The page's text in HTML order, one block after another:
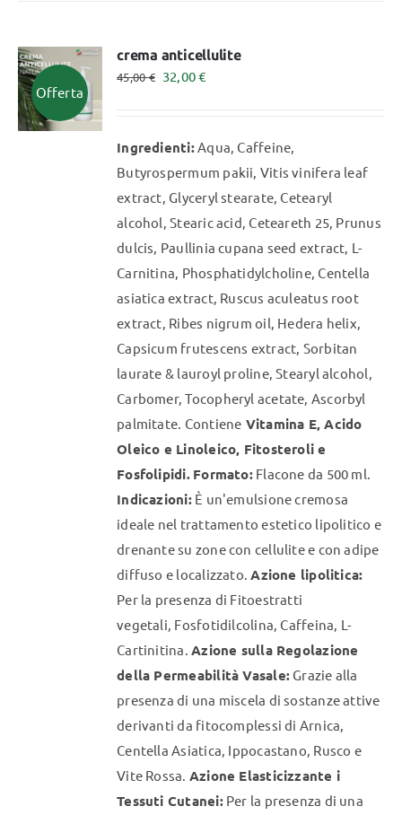
varianti.
Le
essere
scelte
nella
pagina
del
prodotto
Offerta
crema anticellulite
45,00€ Il
era:
45,00 €.
32,00€Il
è:
32,00 €.
Ingredienti:Aqua, Caffeine,
Butyrospermum pakii, Vitis vinifera leaf
extract, Glyceryl stearate, Cetearyl
alcohol, Stearic acid, Ceteareth 25, Prunus
dulcis, Paullinia cupana seed extract, L-
Carnitina, Phosphatidylcholine, Centella
asiatica extract, Ruscus aculeatus root
extract, Ribes nigrum oil, Hedera helix,
Capsicum frutescens extract, Sorbitan
laurate & lauroyl proline, Stearyl alcohol,
Carbomer, Tocopheryl acetate, Ascorbyl
palmitate. Contiene Vitamina E, Acido
Oleico e Linoleico, Fitosteroli e
Fosfolipidi. Formato:Flacone da 500 ml.
Indicazioni:È un'emulsione cremosa
ideale nel trattamento estetico lipolitico e
drenante su zone con cellulite e con adipe
diffuso e localizzato.Azione lipolitica:
Per la presenza di Fitoestratti
vegetali, Fosfotidilcolina, Caffeina, L-
Cartinitina.Azione sulla Regolazione
della Permeabilità Vasale: Grazie alla
presenza di una miscela di sostanze attive
derivanti da fitocomplessi di Arnica,
Centella Asiatica, Ippocastano, Rusco e
Vite Rossa. Azione Elasticizzante i
Tessuti Cutanei:Per la presenza di una